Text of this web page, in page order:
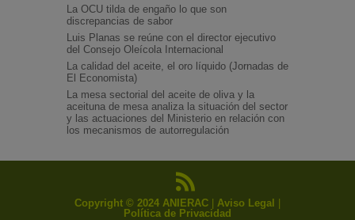
La OCU tilda de engaño lo que son
discrepancias de sabor
Luis Planas se reúne con el director ejecutivo
del Consejo Oleícola Internacional
La calidad del aceite, el oro líquido (Jornadas de
El Economista)
La mesa sectorial del aceite de oliva y la
aceituna de mesa analiza la situación del sector
y las actuaciones del Ministerio en relación con
los mecanismos de autorregulación
Copyright © 2024 ANIERAC Aviso Legal
Política de Privacidad